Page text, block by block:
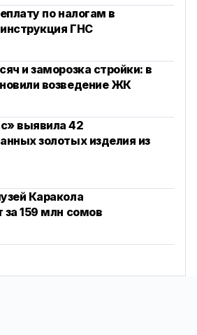
по налогам в
ГНС
и заморозка стройки: в
возведение ЖК
выявила 42
золотых изделия из
Каракола
за 159 млн сомов